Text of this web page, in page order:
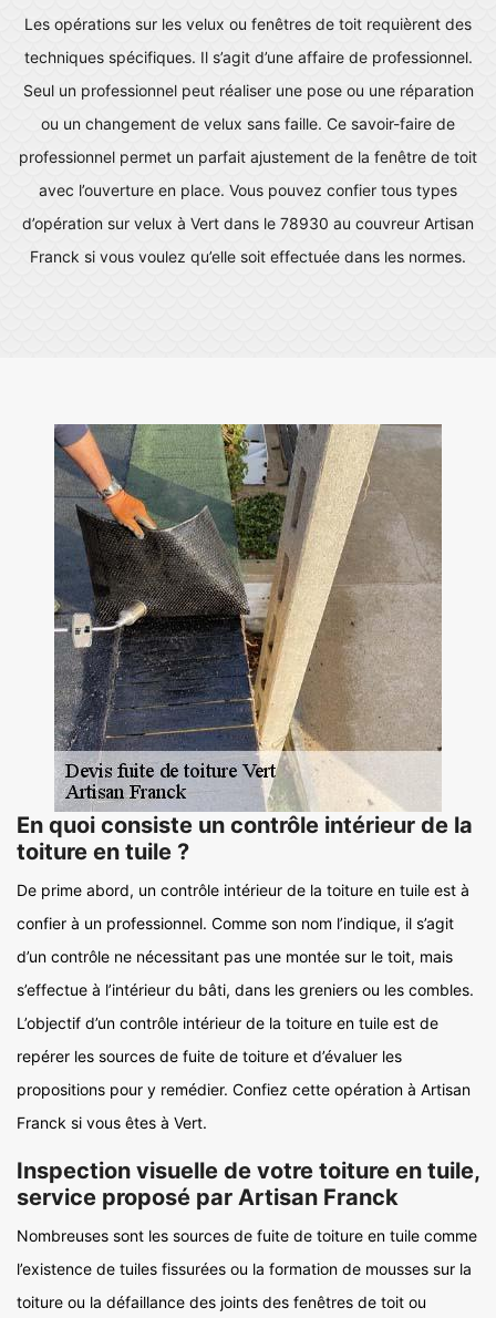
Les opérations sur les velux ou fenêtres de toit requièrent des
techniques spécifiques. Il s’agit d’une affaire de professionnel.
Seul un professionnel peut réaliser une pose ou une réparation
ou un changement de velux sans faille. Ce savoir-faire de
professionnel permet un parfait ajustement de la fenêtre de toit
avec l’ouverture en place. Vous pouvez confier tous types
d’opération sur velux à Vert dans le 78930 au couvreur Artisan
Franck si vous voulez qu’elle soit effectuée dans les normes.
En quoi consiste un contrôle intérieur de la
toiture en tuile ?
De prime abord, un contrôle intérieur de la toiture en tuile est à
confier à un professionnel. Comme son nom l’indique, il s’agit
d’un contrôle ne nécessitant pas une montée sur le toit, mais
s’effectue à l’intérieur du bâti, dans les greniers ou les combles.
L’objectif d’un contrôle intérieur de la toiture en tuile est de
repérer les sources de fuite de toiture et d’évaluer les
propositions pour y remédier. Confiez cette opération à Artisan
Franck si vous êtes à Vert.
Inspection visuelle de votre toiture en tuile,
service proposé par Artisan Franck
Nombreuses sont les sources de fuite de toiture en tuile comme
l’existence de tuiles fissurées ou la formation de mousses sur la
toiture ou la défaillance des joints des fenêtres de toit ou